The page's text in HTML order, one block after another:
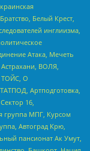
Белый Крест,
инглиизма,
Атака, Мечеть
ВОЛЯ,
ТОЙС, О
Артподготовка,
16,
группа МПГ, Курсом
Автоград Крю,
пансионат Ак Умут,